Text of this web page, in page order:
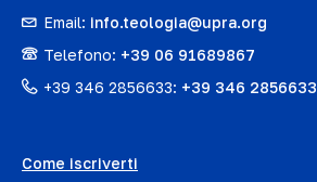
Email: info.teologia@upra.org
Telefono: +39 06 91689867
+39 346 2856633: +39 346 2856633
Come iscriverti